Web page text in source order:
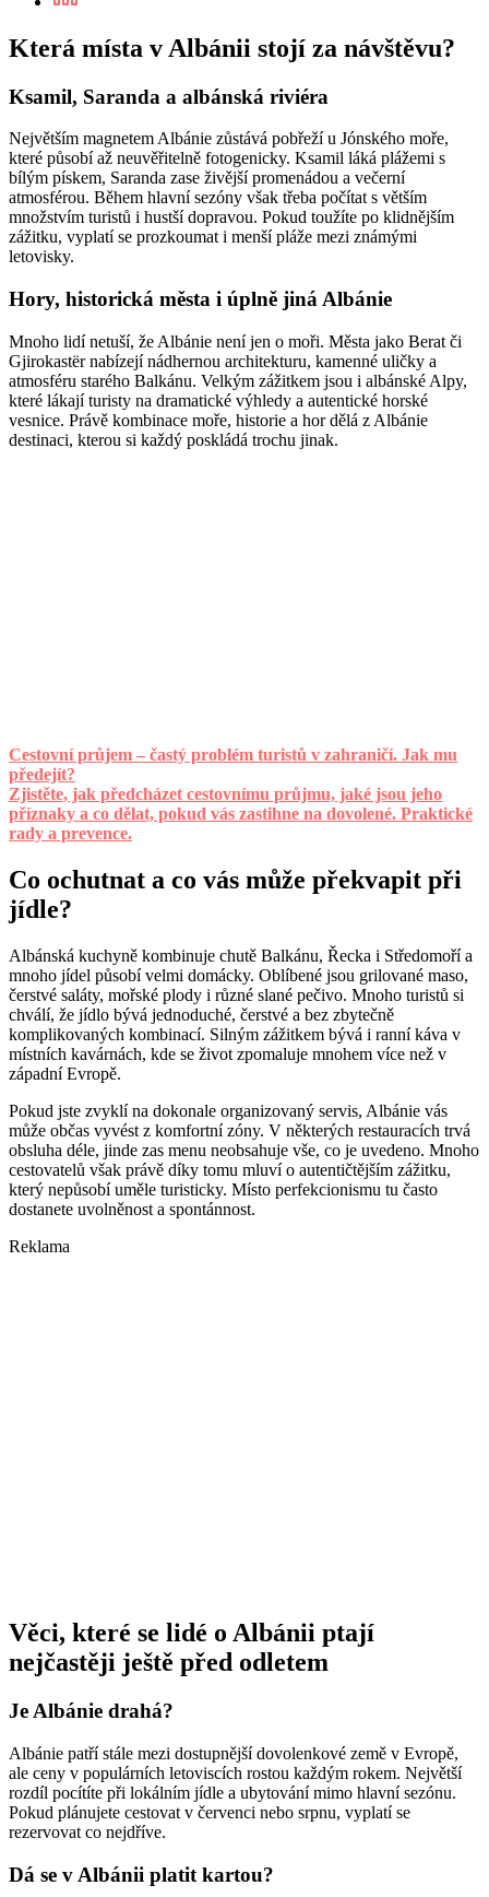
Která místa v Albánii stojí za návštěvu?
Ksamil, Saranda a albánská riviéra
Největším magnetem Albánie zůstává pobřeží u Jónského moře,
které působí až neuvěřitelně fotogenicky. Ksamil láká plážemi s
bílým pískem, Saranda zase živější promenádou a večerní
atmosférou. Během hlavní sezóny však třeba počítat s větším
množstvím turistů i hustší dopravou. Pokud toužíte po klidnějším
zážitku, vyplatí se prozkoumat i menší pláže mezi známými
letovisky.
Hory, historická města i úplně jiná Albánie
Mnoho lidí netuší, že Albánie není jen o moři. Města jako Berat či
Gjirokastër nabízejí nádhernou architekturu, kamenné uličky a
atmosféru starého Balkánu. Velkým zážitkem jsou i albánské Alpy,
které lákají turisty na dramatické výhledy a autentické horské
vesnice. Právě kombinace moře, historie a hor dělá z Albánie
destinaci, kterou si každý poskládá trochu jinak.
Cestovní průjem – častý problém turistů v zahraničí. Jak mu
předejít?
Zjistěte, jak předcházet cestovnímu průjmu, jaké jsou jeho
příznaky a co dělat, pokud vás zastihne na dovolené. Praktické
rady a prevence.
Co ochutnat a co vás může překvapit při
jídle?
Albánská kuchyně kombinuje chutě Balkánu, Řecka i Středomoří a
mnoho jídel působí velmi domácky. Oblíbené jsou grilované maso,
čerstvé saláty, mořské plody i různé slané pečivo. Mnoho turistů si
chválí, že jídlo bývá jednoduché, čerstvé a bez zbytečně
komplikovaných kombinací. Silným zážitkem bývá i ranní káva v
místních kavárnách, kde se život zpomaluje mnohem více než v
západní Evropě.
Pokud jste zvyklí na dokonale organizovaný servis, Albánie vás
může občas vyvést z komfortní zóny. V některých restauracích trvá
obsluha déle, jinde zas menu neobsahuje vše, co je uvedeno. Mnoho
cestovatelů však právě díky tomu mluví o autentičtějším zážitku,
který nepůsobí uměle turisticky. Místo perfekcionismu tu často
dostanete uvolněnost a spontánnost.
Reklama
Věci, které se lidé o Albánii ptají
nejčastěji ještě před odletem
Je Albánie drahá?
Albánie patří stále mezi dostupnější dovolenkové země v Evropě,
ale ceny v populárních letoviscích rostou každým rokem. Největší
rozdíl pocítíte při lokálním jídle a ubytování mimo hlavní sezónu.
Pokud plánujete cestovat v červenci nebo srpnu, vyplatí se
rezervovat co nejdříve.
Dá se v Albánii platit kartou?